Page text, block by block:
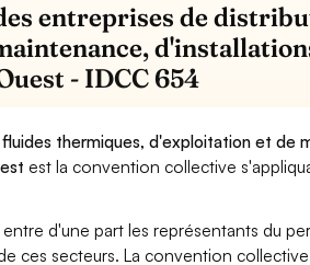
entreprises de
- IDCC 654
thermiques, d'exploitation et de
est la convention collective
d'une part les représentants du
ces secteurs. La convention